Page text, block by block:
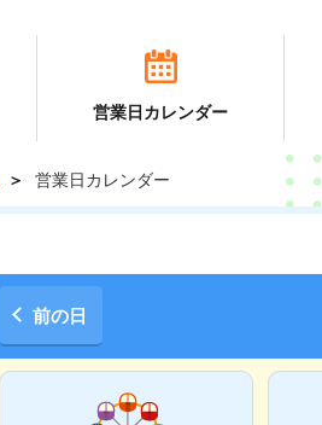
営業日カレンダー
営業日カレンダー